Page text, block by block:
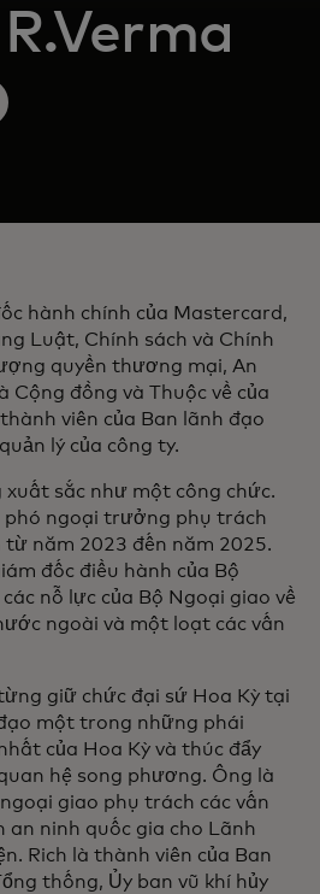
in a new tab
hành chính của Mastercard,
Luật, Chính sách và Chính
quyền thương mại, An
Cộng đồng và Thuộc về của
viên của Ban lãnh đạo
lý của công ty.
xuất sắc như một công chức.
phó ngoại trưởng phụ trách
từ năm 2023 đến năm 2025.
đốc điều hành của Bộ
nỗ lực của Bộ Ngoại giao về
ngoài và một loạt các vấn
giữ chức đại sứ Hoa Kỳ tại
một trong những phái
của Hoa Kỳ và thúc đẩy
hệ song phương. Ông là
giao phụ trách các vấn
an ninh quốc gia cho Lãnh
Rich là thành viên của Ban
thống, Ủy ban vũ khí hủy